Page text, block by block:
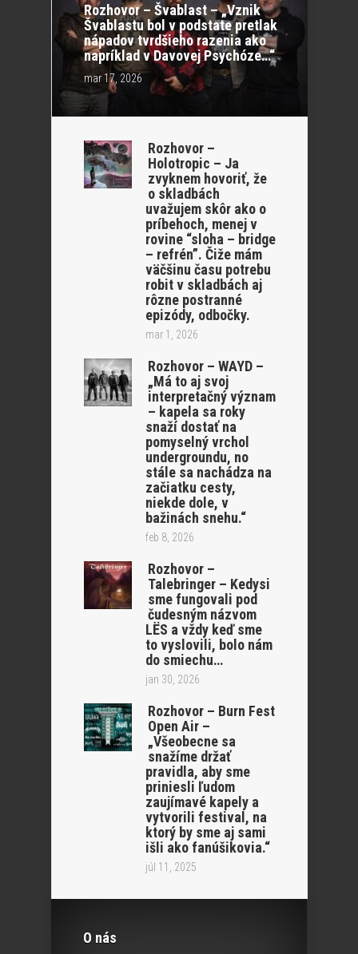
Rozhovor – Švablast – „Vznik
Švablastu bol v podstate pretlak
nápadov tvrdšieho razenia ako
napríklad v Davovej Psychóze…“
mar 17, 2026
Rozhovor –
Holotropic – Ja
zvyknem hovoriť, že
o skladbách
uvažujem skôr ako o
príbehoch, menej v
rovine “sloha – bridge
– refrén”. Čiže mám
väčšinu času potrebu
robit v skladbách aj
rôzne postranné
epizódy, odbočky.
mar 1, 2026
Rozhovor – WAYD –
„Má to aj svoj
interpretačný význam
– kapela sa roky
snaží dostať na
pomyselný vrchol
undergroundu, no
stále sa nachádza na
začiatku cesty,
niekde dole, v
bažinách snehu.“
feb 8, 2026
Rozhovor –
Talebringer – Kedysi
sme fungovali pod
čudesným názvom
LËS a vždy keď sme
to vyslovili, bolo nám
do smiechu…
jan 30, 2026
Rozhovor – Burn Fest
Open Air –
„Všeobecne sa
snažíme držať
pravidla, aby sme
priniesli ľudom
zaujímavé kapely a
vytvorili festival, na
ktorý by sme aj sami
išli ako fanúšikovia.“
júl 11, 2025
O nás